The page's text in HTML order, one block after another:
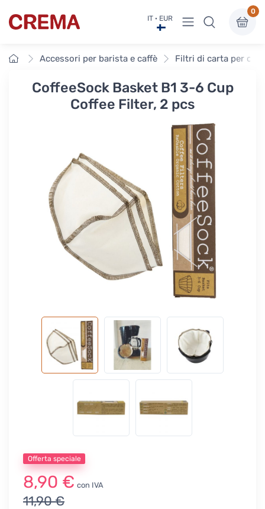
Crema IT · EUR Visualizza menu
0
HomeAccessori per barista e caffè Filtri di carta per
CoffeeSock Basket B1 3-6 Cup
Coffee Filter, 2 pcs
Offerta speciale
8,90 € con IVA
11,90 €